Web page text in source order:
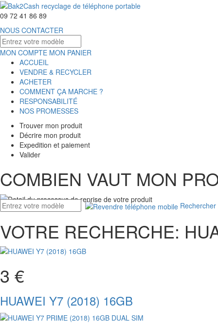
09 72 41 86 89
NOUS CONTACTER
MON COMPTE MON PANIER
ACCUEIL
VENDRE & RECYCLER
ACHETER
COMMENT ÇA MARCHE ?
RESPONSABILITÉ
NOS PROMESSES
Trouver mon produit
Décrire mon produit
Expedition et paiement
Valider
COMBIEN VAUT MON
VOTRE RECHERCHE:
3 €
HUAWEI Y7 (2018) 16GB